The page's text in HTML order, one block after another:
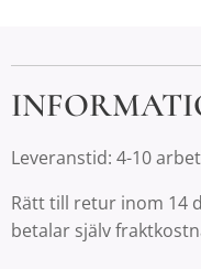
Leveranstid: 4-10
Rätt till retur inom 14
betalar själv